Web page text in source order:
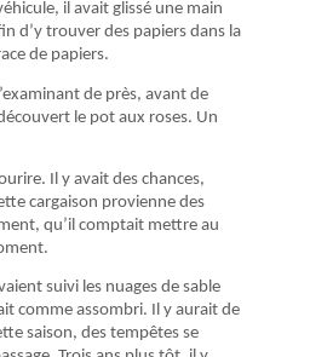
il avait glissé une main
d’y trouver des papiers dans la
de papiers.
de près, avant de
le pot aux roses. Un
Il y avait des chances,
cargaison provienne des
qu’il comptait mettre au
suivi les nuages de sable
comme assombri. Il y aurait de
saison, des tempêtes se